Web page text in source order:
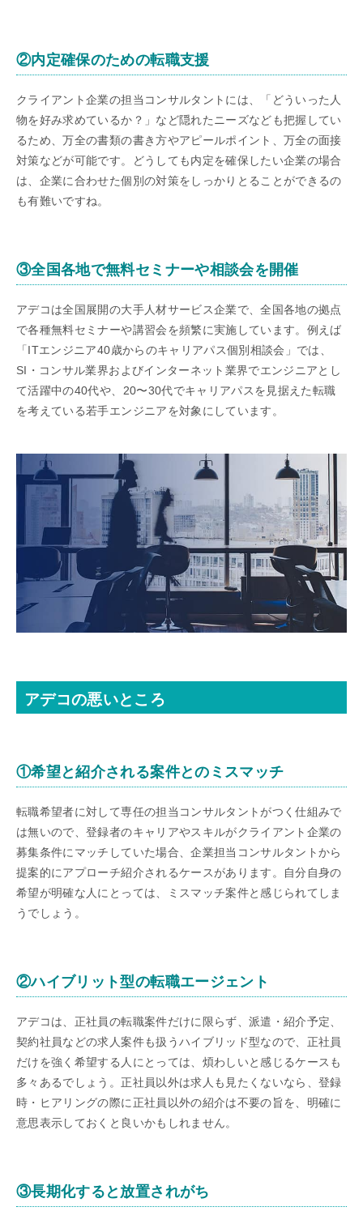
②内定確保のための転職支援
クライアント企業の担当コンサルタントには、「どういった人
物を好み求めているか？」など隠れたニーズなども把握してい
るため、万全の書類の書き方やアピールポイント、万全の面接
対策などが可能です。どうしても内定を確保したい企業の場合
は、企業に合わせた個別の対策をしっかりとることができるの
も有難いですね。
③全国各地で無料セミナーや相談会を開催
アデコは全国展開の大手人材サービス企業で、全国各地の拠点
で各種無料セミナーや講習会を頻繁に実施しています。例えば
「ITエンジニア40歳からのキャリアパス個別相談会」では、
SI・コンサル業界およびインターネット業界でエンジニアとし
て活躍中の40代や、20〜30代でキャリアパスを見据えた転職
を考えている若手エンジニアを対象にしています。
アデコの悪いところ
①希望と紹介される案件とのミスマッチ
転職希望者に対して専任の担当コンサルタントがつく仕組みで
は無いので、登録者のキャリアやスキルがクライアント企業の
募集条件にマッチしていた場合、企業担当コンサルタントから
提案的にアプローチ紹介されるケースがあります。自分自身の
希望が明確な人にとっては、ミスマッチ案件と感じられてしま
うでしょう。
②ハイブリット型の転職エージェント
アデコは、正社員の転職案件だけに限らず、派遣・紹介予定、
契約社員などの求人案件も扱うハイブリッド型なので、正社員
だけを強く希望する人にとっては、煩わしいと感じるケースも
多々あるでしょう。正社員以外は求人も見たくないなら、登録
時・ヒアリングの際に正社員以外の紹介は不要の旨を、明確に
意思表示しておくと良いかもしれません。
③長期化すると放置されがち